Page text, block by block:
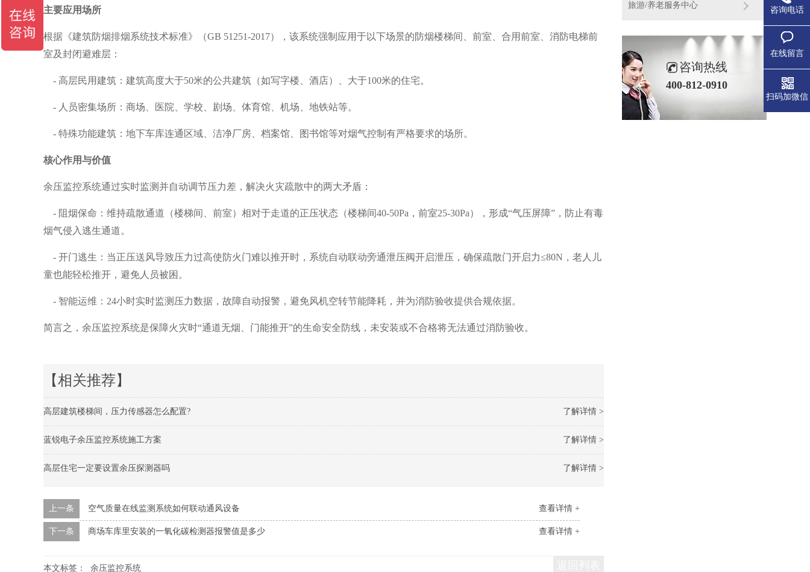
主要应用场所
根据《建筑防烟排烟系统技术标准》（GB 51251-2017），该系统强制应用于以下场景的防烟楼梯间、前室、合用前室、消防电梯前
室及封闭避难层：
- 高层民用建筑：建筑高度大于50米的公共建筑（如写字楼、酒店）、大于100米的住宅。
- 人员密集场所：商场、医院、学校、剧场、体育馆、机场、地铁站等。
- 特殊功能建筑：地下车库连通区域、洁净厂房、档案馆、图书馆等对烟气控制有严格要求的场所。
核心作用与价值
余压监控系统通过实时监测并自动调节压力差，解决火灾疏散中的两大矛盾：
- 阻烟保命：维持疏散通道（楼梯间、前室）相对于走道的正压状态（楼梯间40-50Pa，前室25-30Pa），形成“气压屏障”，防止有毒
烟气侵入逃生通道。
- 开门逃生：当正压送风导致压力过高使防火门难以推开时，系统自动联动旁通泄压阀开启泄压，确保疏散门开启力≤80N，老人儿
童也能轻松推开，避免人员被困。
- 智能运维：24小时实时监测压力数据，故障自动报警，避免风机空转节能降耗，并为消防验收提供合规依据。
简言之，余压监控系统是保障火灾时“通道无烟、门能推开”的生命安全防线，未安装或不合格将无法通过消防验收。
【相关推荐】
了解详情 >
高层建筑楼梯间，压力传感器怎么配置?
了解详情 >
蓝锐电子余压监控系统施工方案
了解详情 >
高层住宅一定要设置余压探测器吗
查看详情 +
上一条 空气质量在线监测系统如何联动通风设备
查看详情 +
下一条 商场车库里安装的一氧化碳检测器报警值是多少
本文标签： 余压监控系统
旅游/养老服务中心
咨询热线
400-812-0910
咨询电话
在线留言
扫码加微信